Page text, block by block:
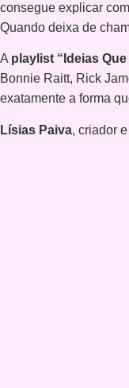
consegue explicar
Quando deixa de
A playlist “Ideias
Bonnie Raitt, Rick
exatamente a forma
Lísias Paiva, criador